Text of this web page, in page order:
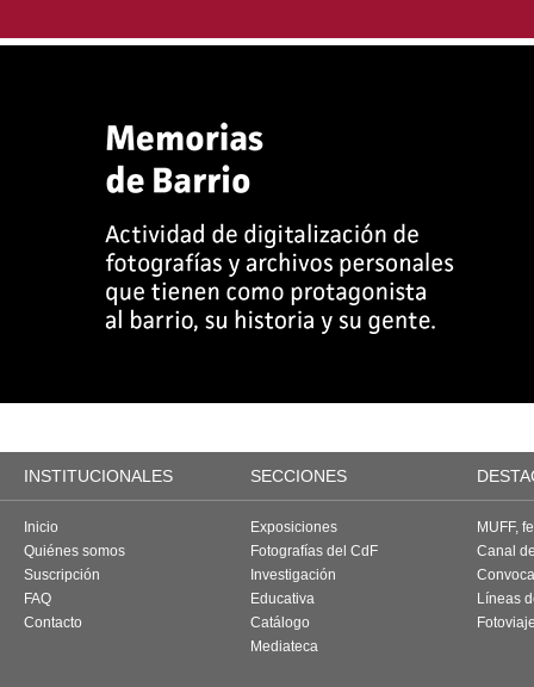
INSTITUCIONALES SECCIONES
Inicio
Quiénes somos
Suscripción
FAQ
Contacto
Exposiciones
Fotografías del CdF
Investigación
Educativa
Catálogo
Mediateca
MUFF,
Canal
Líneas